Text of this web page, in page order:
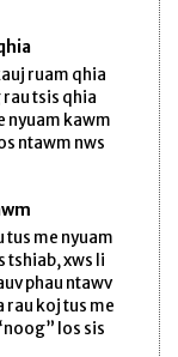
ruam qhia
tsis qhia
nyuam kawm
ntawm nws
tus me nyuam
tshiab, xws li
phau ntawv
rau koj tus me
los sis